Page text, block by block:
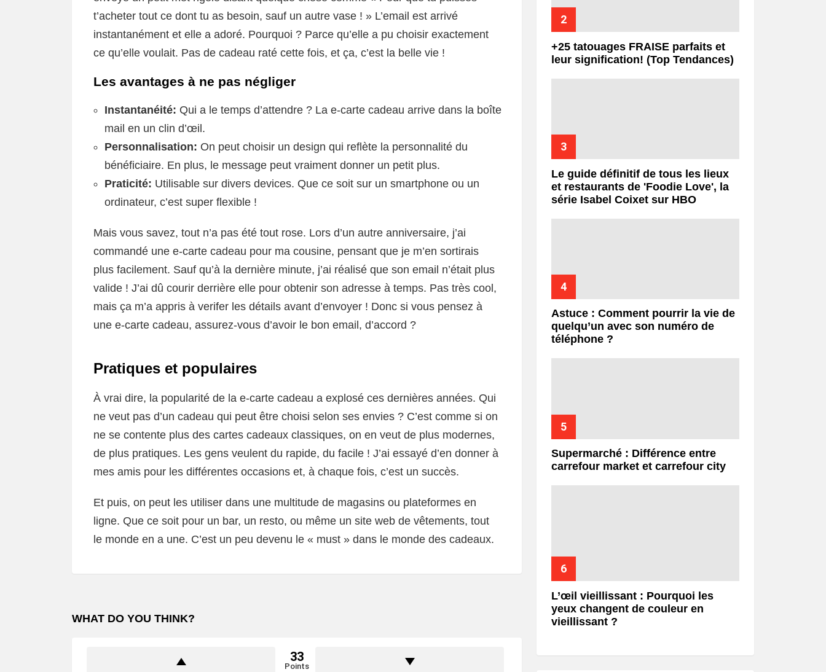
t’acheter tout ce dont tu as besoin, sauf un autre vase ! » L’email est arrivé
instantanément et elle a adoré. Pourquoi ? Parce qu’elle a pu choisir exactement
ce qu’elle voulait. Pas de cadeau raté cette fois, et ça, c’est la belle vie !
Les avantages à ne pas négliger
Instantanéité: Qui a le temps d’attendre ? La e-carte cadeau arrive dans la boîte
mail en un clin d’œil.
Personnalisation: On peut choisir un design qui reflète la personnalité du
bénéficiaire. En plus, le message peut vraiment donner un petit plus.
Praticité: Utilisable sur divers devices. Que ce soit sur un smartphone ou un
ordinateur, c’est super flexible !
Mais vous savez, tout n’a pas été tout rose. Lors d’un autre anniversaire, j’ai
commandé une e-carte cadeau pour ma cousine, pensant que je m’en sortirais
plus facilement. Sauf qu’à la dernière minute, j’ai réalisé que son email n’était plus
valide ! J’ai dû courir derrière elle pour obtenir son adresse à temps. Pas très cool,
mais ça m’a appris à verifer les détails avant d’envoyer ! Donc si vous pensez à
une e-carte cadeau, assurez-vous d’avoir le bon email, d’accord ?
Pratiques et populaires
À vrai dire, la popularité de la e-carte cadeau a explosé ces dernières années. Qui
ne veut pas d’un cadeau qui peut être choisi selon ses envies ? C’est comme si on
ne se contente plus des cartes cadeaux classiques, on en veut de plus modernes,
de plus pratiques. Les gens veulent du rapide, du facile ! J’ai essayé d’en donner à
mes amis pour les différentes occasions et, à chaque fois, c’est un succès.
Et puis, on peut les utiliser dans une multitude de magasins ou plateformes en
ligne. Que ce soit pour un bar, un resto, ou même un site web de vêtements, tout
le monde en a une. C’est un peu devenu le « must » dans le monde des cadeaux.
WHAT DO YOU THINK?
33
Points
+25 tatouages ​​FRAISE parfaits et
leur signification! (Top Tendances)
Le guide définitif de tous les lieux
et restaurants de 'Foodie Love', la
série Isabel Coixet sur HBO
Astuce : Comment pourrir la vie de
quelqu’un avec son numéro de
téléphone ?
Supermarché : Différence entre
carrefour market et carrefour city
L’œil vieillissant : Pourquoi les
yeux changent de couleur en
vieillissant ?